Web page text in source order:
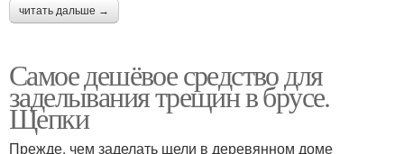
читать дальше →
Самое дешёвое средство для
заделывания трещин в брусе.
Щепки
Прежде, чем заделать щели в деревянном доме